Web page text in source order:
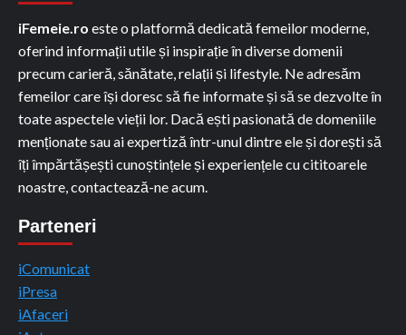
iFemeie.ro este o platformă dedicată femeilor moderne,
oferind informații utile și inspirație în diverse domenii
precum carieră, sănătate, relații și lifestyle. Ne adresăm
femeilor care își doresc să fie informate și să se dezvolte în
toate aspectele vieții lor. Dacă ești pasionată de domeniile
menționate sau ai expertiză într-unul dintre ele și dorești să
îți împărtășești cunoștințele și experiențele cu cititoarele
noastre, contactează-ne acum.
Parteneri
iComunicat
iPresa
iAfaceri